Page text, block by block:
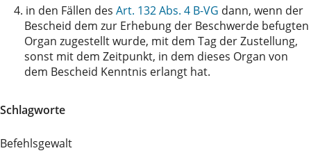
4. in den Fällen des Art. 132 Abs. 4 B-VG dann, wenn der
Bescheid dem zur Erhebung der Beschwerde befugten
Organ zugestellt wurde, mit dem Tag der Zustellung,
sonst mit dem Zeitpunkt, in dem dieses Organ von
dem Bescheid Kenntnis erlangt hat.
Schlagworte
Befehlsgewalt